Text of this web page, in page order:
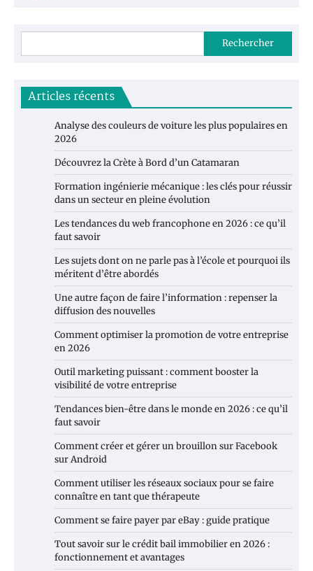
Rechercher
Articles récents
Analyse des couleurs de voiture les plus populaires en
2026
Découvrez la Crète à Bord d’un Catamaran
Formation ingénierie mécanique : les clés pour réussir
dans un secteur en pleine évolution
Les tendances du web francophone en 2026 : ce qu’il
faut savoir
Les sujets dont on ne parle pas à l’école et pourquoi ils
méritent d’être abordés
Une autre façon de faire l’information : repenser la
diffusion des nouvelles
Comment optimiser la promotion de votre entreprise
en 2026
Outil marketing puissant : comment booster la
visibilité de votre entreprise
Tendances bien-être dans le monde en 2026 : ce qu’il
faut savoir
Comment créer et gérer un brouillon sur Facebook
sur Android
Comment utiliser les réseaux sociaux pour se faire
connaître en tant que thérapeute
Comment se faire payer par eBay : guide pratique
Tout savoir sur le crédit bail immobilier en 2026 :
fonctionnement et avantages